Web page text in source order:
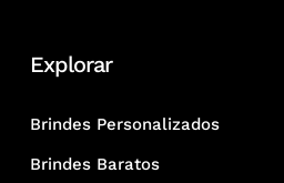
Explorar
Brindes Personalizados
Brindes Baratos